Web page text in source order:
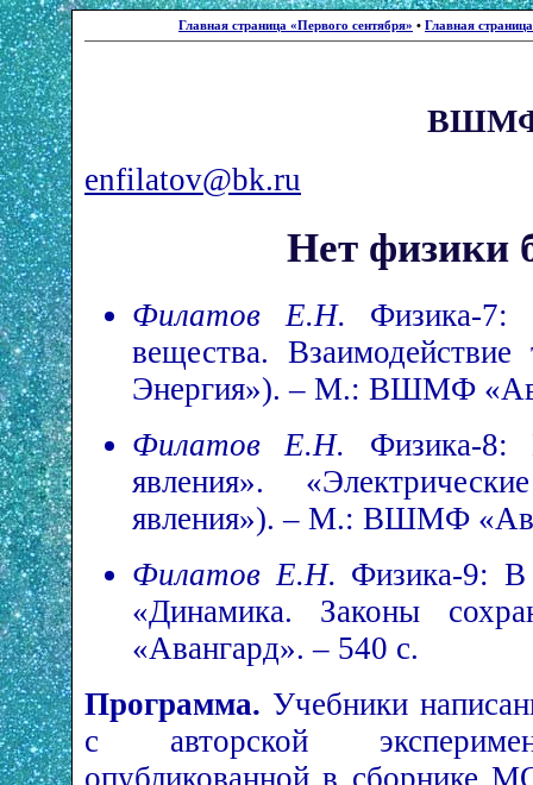
Главная страница «Первого сентября» • Главная
ВШМФ
enfilatov@bk.ru
Нет физики
Филатов Е.Н. Физика-7:
вещества.
Энергия»). – М.: ВШМФ
Филатов Е.Н. Физика-
явления».
явления»). – М.: ВШМФ
Филатов Е.Н. Физика-9: В
«Динамика. Законы
«Авангард». – 540 с.
Программа. Учебники
с авторской